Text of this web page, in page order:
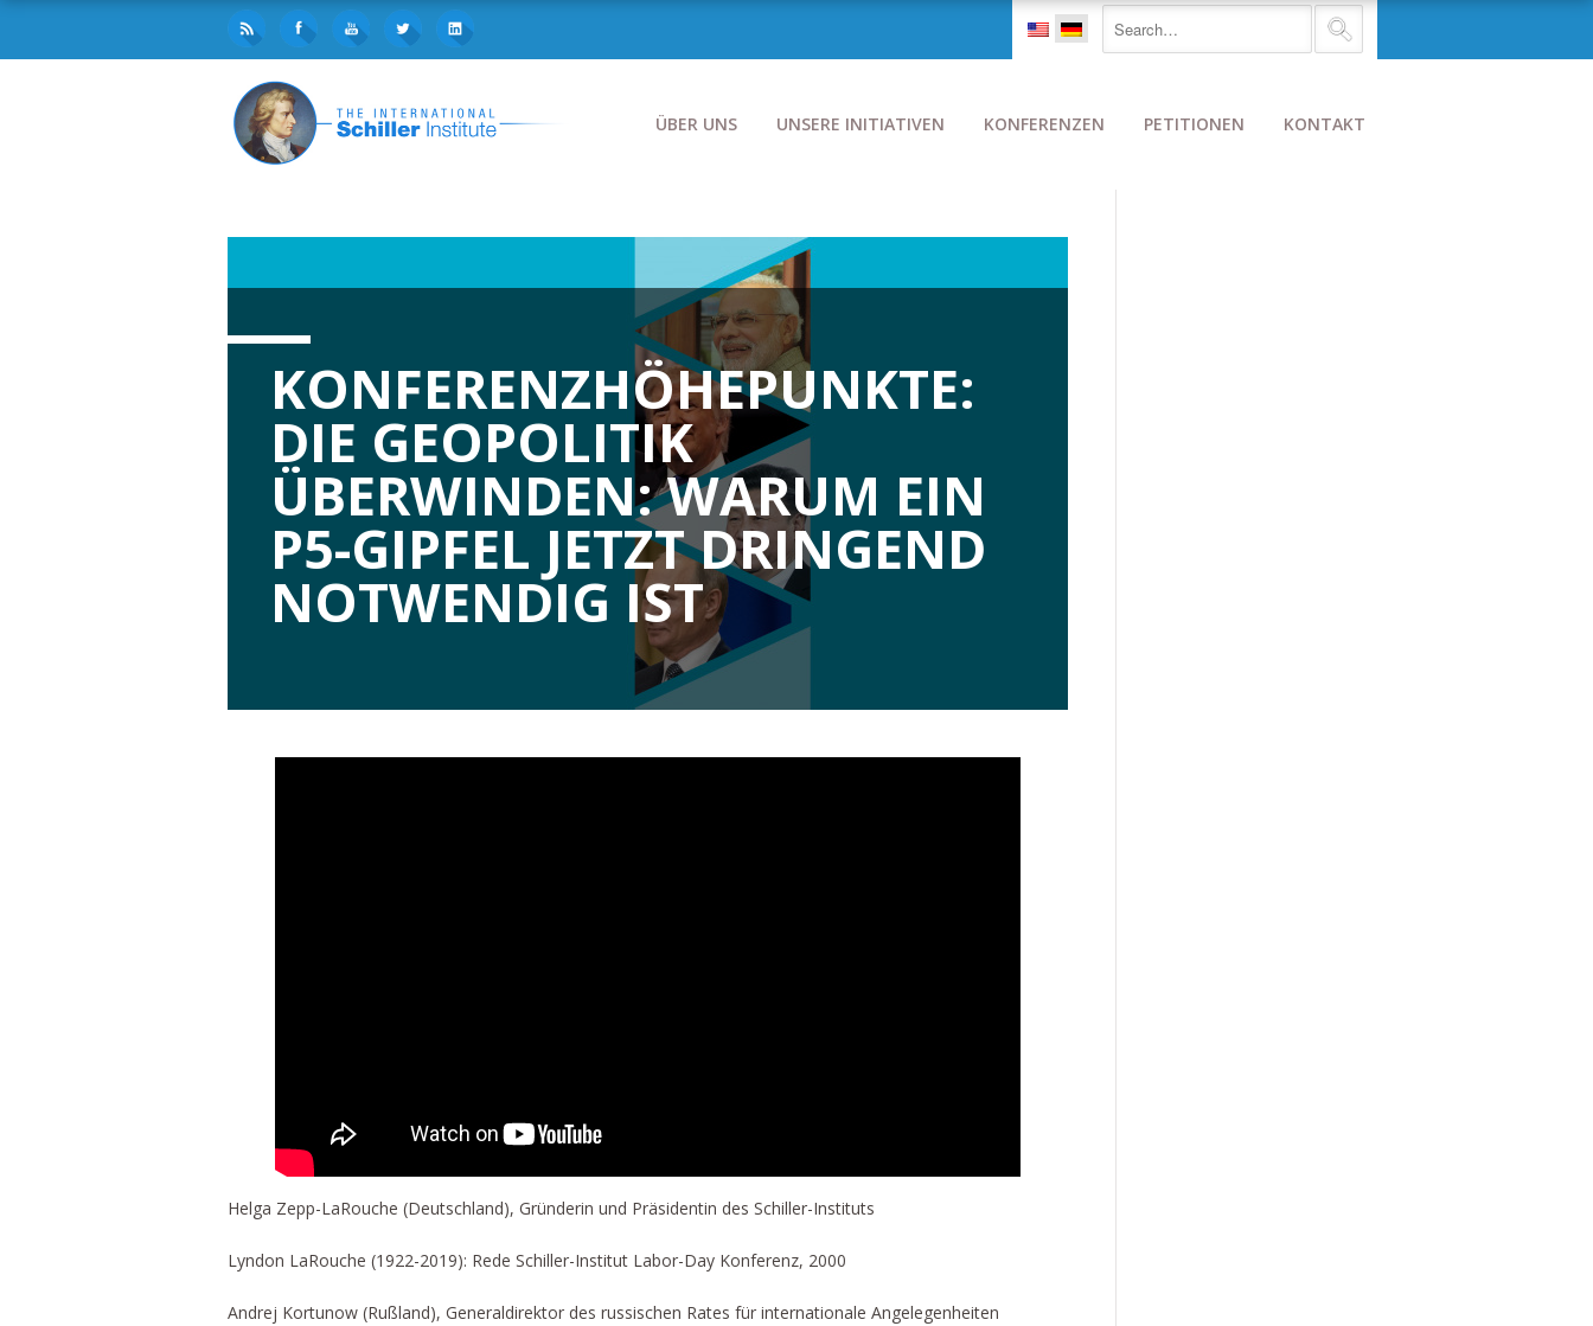
ÜBER UNS UNSERE INITIATIVEN KONFERENZEN PETITIONEN KONTAKT
KONFERENZHÖHEPUNKTE:
DIE GEOPOLITIK
ÜBERWINDEN: WARUM EIN
P5-GIPFEL JETZT DRINGEND
NOTWENDIG IST
Helga Zepp-LaRouche (Deutschland), Gründerin und Präsidentin des Schiller-Instituts
Lyndon LaRouche (1922-2019): Rede Schiller-Institut Labor-Day Konferenz, 2000
Andrej Kortunow (Rußland), Generaldirektor des russischen Rates für internationale Angelegenheiten